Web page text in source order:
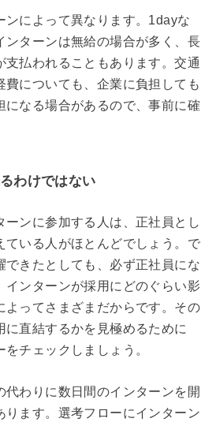
ンによって異なります。1dayな
ンターンは無給の場合が多く、長
支払われることもあります。交通
費についても、企業に負担しても
になる場合があるので、事前に確
わけではない
ーンに参加する人は、正社員とし
ている人がほとんどでしょう。で
できたとしても、必ず正社員にな
インターンが採用にどのぐらい影
よってさまざまだからです。その
に直結するかを見極めるために
チェックしましょう。
代わりに数日間のインターンを開
ります。選考フローにインターン